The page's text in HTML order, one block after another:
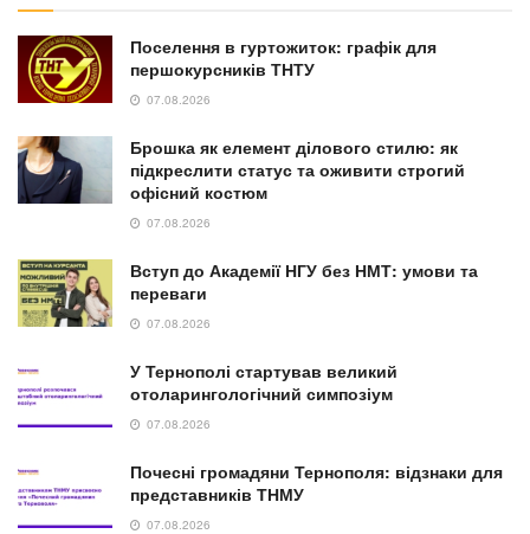
Поселення в гуртожиток: графік для
першокурсників ТНТУ
07.08.2026
Брошка як елемент ділового стилю: як
підкреслити статус та оживити строгий
офісний костюм
07.08.2026
Вступ до Академії НГУ без НМТ: умови та
переваги
07.08.2026
У Тернополі стартував великий
отоларингологічний симпозіум
07.08.2026
Почесні громадяни Тернополя: відзнаки для
представників ТНМУ
07.08.2026